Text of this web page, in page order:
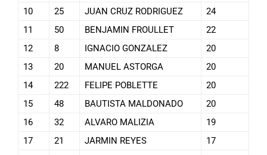
10 25 JUAN CRUZ RODRIGUEZ
24
11
50 BENJAMIN FROULLET
22
12
8 IGNACIO GONZALEZ
20
13
20 MANUEL ASTORGA
20
14
222 FELIPE POBLETTE
20
15
48 BAUTISTA MALDONADO
20
16
32 ALVARO MALIZIA
19
17
21 JARMIN REYES
17